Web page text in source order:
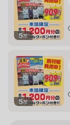
5枚
5枚